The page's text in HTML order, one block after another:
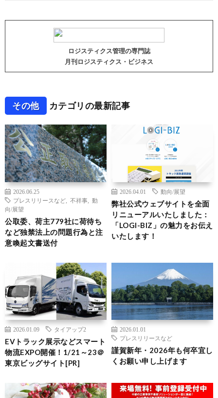
ロジスティクス管理の専門誌
月刊ロジスティクス・ビジネス
その他 カテゴリの最新記事
2026.06.25
プレスリリースなど
不祥事
動
向/展望
公取委、荷主779社に荷待ち
など独禁法上の問題行為と注
意喚起文書送付
2026.04.01 動向/展望
弊社公式ウェブサイトを全面
リニューアルいたしました：
「LOGI-BIZ」の魅力をお伝え
いたします！
2026.01.09 タイアップ2
EVトラック展示などスマート
物流EXPO開催！1/21～23＠
東京ビッグサイト[PR]
2026.01.01
プレスリリースなど
謹賀新年・2026年も何卒宜し
くお願い申し上げます